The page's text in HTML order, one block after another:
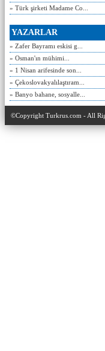
» Türk şirketi Madame Co...
YAZARLAR
» Zafer Bayramı eskisi g...
» Osman'ın mühimi...
» 1 Nisan arifesinde son...
» Çekoslovakyalılaştıram...
» Banyo bahane, sosyalle...
©Copyright Turkrus.com - All